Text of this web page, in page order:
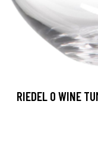
RIEDEL O WINE